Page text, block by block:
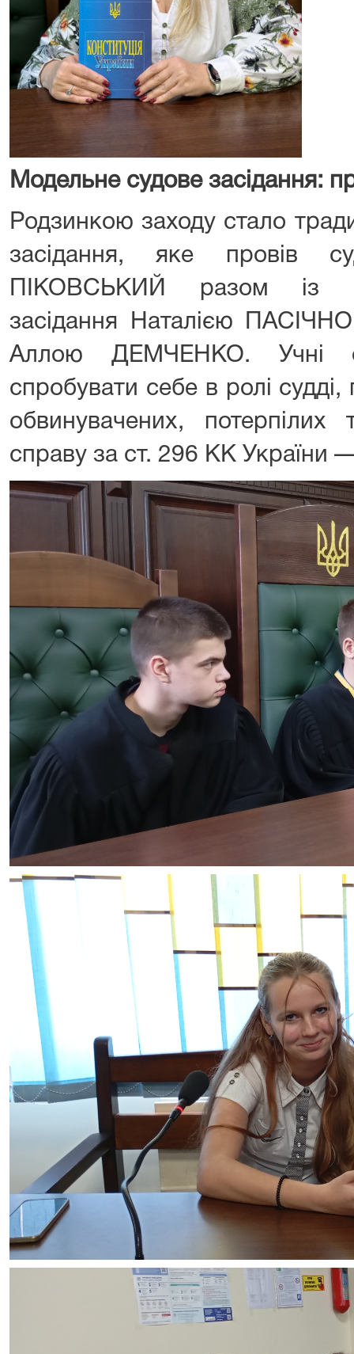
Модельне судове засідання:
Родзинкою заходу стало
засідання, яке провів
ПІКОВСЬКИЙ разом із
засідання Наталією
Аллою ДЕМЧЕНКО. Учні
спробувати себе в ролі судді,
обвинувачених, потерпілих
справу за ст. 296 КК України —